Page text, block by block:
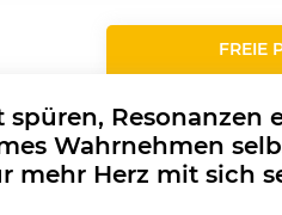
FREIE
Resonanzen
Wahrnehmen
mehr Herz mit sich